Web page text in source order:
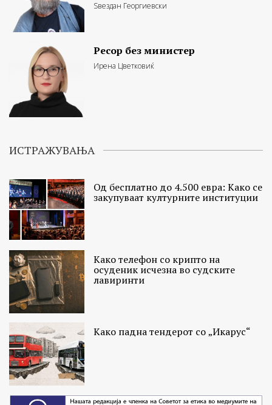
Ѕвездан Георгиевски
Ресор без министер
Ирена Цветковиќ
ИСТРАЖУВАЊА
Од бесплатно до 4.500 евра: Како се
закупуваат културните институции
Како телефон со крипто на
осуденик исчезна во судските
лавиринти
Како падна тендерот со „Икарус“